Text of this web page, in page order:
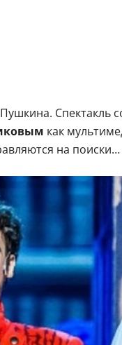
Спектакль
как
на поиски…